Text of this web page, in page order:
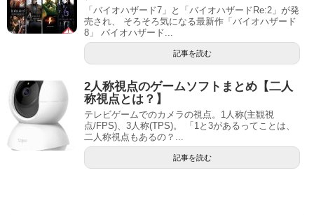
「バイオハザード7」と「バイオハザードRe:2」が発
売され、 そろそろ気になる最新作「バイオハザード
8」 バイオハザード...
記事を読む
2人称視点のゲームソフトまとめ【二人
称視点とは？】
テレビゲームでのカメラの視点。1人称(主観視
点/FPS)、3人称(TPS)。 「1と3があるってことは、
二人称視点もあるの？...
記事を読む